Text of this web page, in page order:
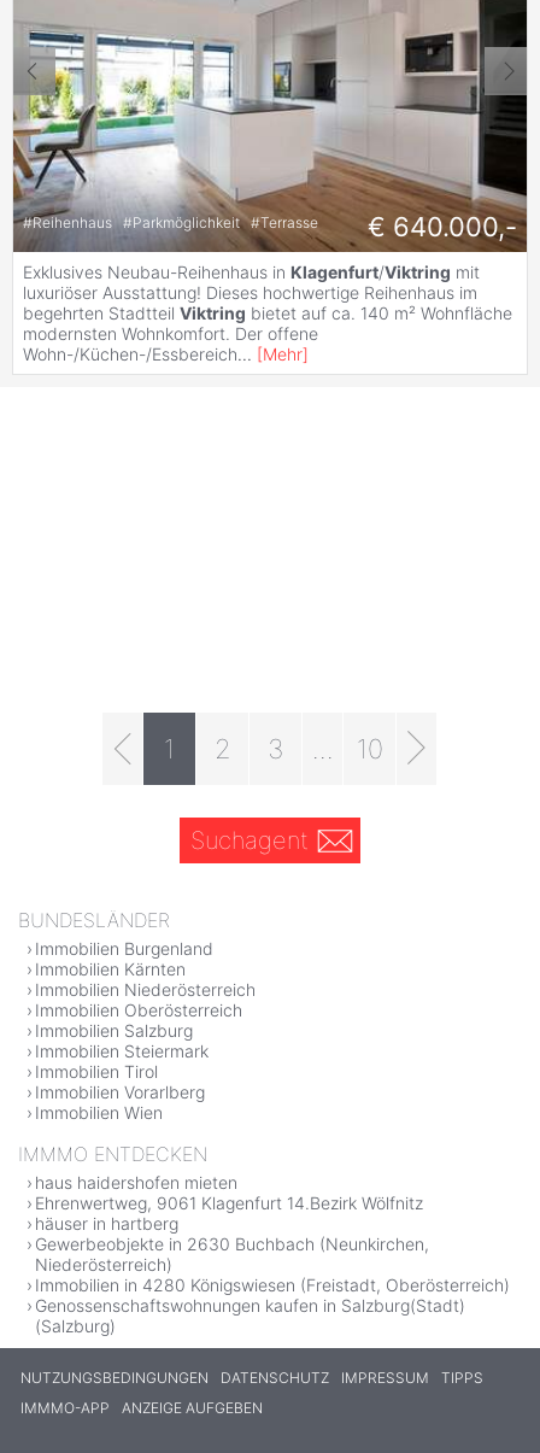
#Reihenhaus #Parkmöglichkeit #Terrasse € 640.000,-
Exklusives Neubau-Reihenhaus in Klagenfurt/Viktring mit
luxuriöser Ausstattung! Dieses hochwertige Reihenhaus im
begehrten Stadtteil Viktring bietet auf ca. 140 m² Wohnfläche
modernsten Wohnkomfort. Der offene
Wohn-/Küchen-/Essbereich... [Mehr]
1 2 3 10
Suchagent
BUNDESLÄNDER
Immobilien Burgenland
Immobilien Kärnten
Immobilien Niederösterreich
Immobilien Oberösterreich
Immobilien Salzburg
Immobilien Steiermark
Immobilien Tirol
Immobilien Vorarlberg
Immobilien Wien
IMMMO ENTDECKEN
haus haidershofen mieten
Ehrenwertweg, 9061 Klagenfurt 14.Bezirk Wölfnitz
häuser in hartberg
Gewerbeobjekte in 2630 Buchbach (Neunkirchen,
Niederösterreich)
Immobilien in 4280 Königswiesen (Freistadt, Oberösterreich)
Genossenschaftswohnungen kaufen in Salzburg(Stadt)
(Salzburg)
NUTZUNGSBEDINGUNGEN DATENSCHUTZ IMPRESSUM
TIPPS
IMMMO-APP
ANZEIGE AUFGEBEN